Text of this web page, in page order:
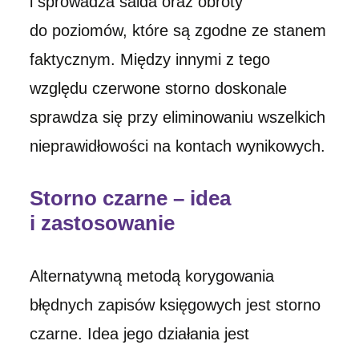
do poziomów, które są zgodne ze stanem
faktycznym. Między innymi z tego
względu czerwone storno doskonale
sprawdza się przy eliminowaniu wszelkich
nieprawidłowości na kontach wynikowych.
Storno czarne – idea
i zastosowanie
Alternatywną metodą korygowania
błędnych zapisów księgowych jest storno
czarne. Idea jego działania jest